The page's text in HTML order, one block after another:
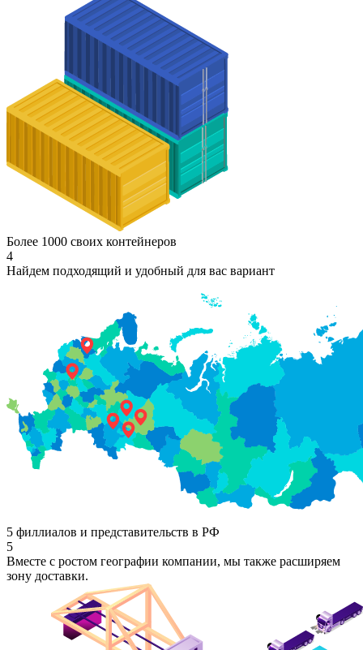
Более 1000 своих контейнеров
4
Найдем подходящий и удобный для вас вариант
5 филлиалов и представительств в РФ
5
Вместе с ростом географии компании, мы также расширяем
зону доставки.